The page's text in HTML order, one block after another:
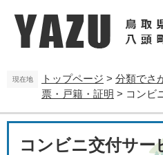
。
て
現在地 トップページ > 分類でさ
票・戸籍・証明 > コンビ
コンビニ交付サー